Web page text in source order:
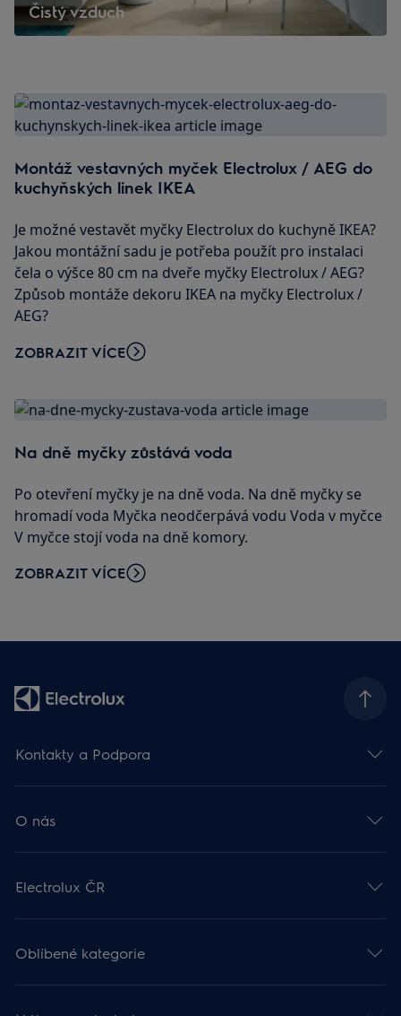
Čistý vzduch
Montáž vestavných myček Electrolux / AEG do
kuchyňských linek IKEA
Je možné vestavět myčky Electrolux do kuchyně IKEA?
Jakou montážní sadu je potřeba použít pro instalaci
čela o výšce 80 cm na dveře myčky Electrolux / AEG?
Způsob montáže dekoru IKEA na myčky Electrolux /
AEG?
ZOBRAZIT VÍCE
Na dně myčky zůstává voda
Po otevření myčky je na dně voda. Na dně myčky se
hromadí voda Myčka neodčerpává vodu Voda v myčce
V myčce stojí voda na dně komory.
ZOBRAZIT VÍCE
Kontakty a Podpora
O nás
Electrolux ČR
Oblíbené kategorie